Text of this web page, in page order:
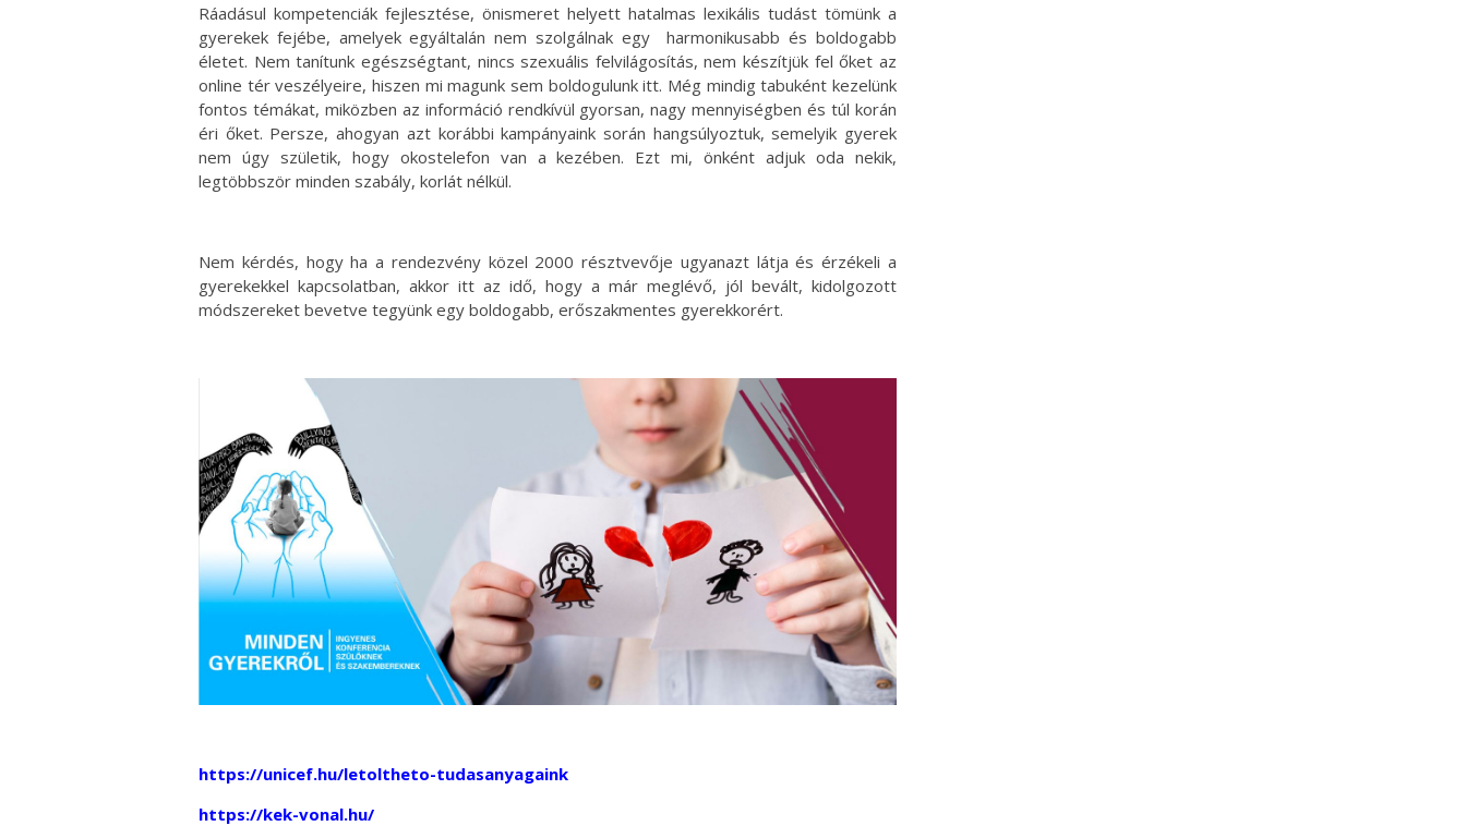
Ráadásul kompetenciák fejlesztése, önismeret helyett hatalmas lexikális tudást tömünk a
gyerekek fejébe, amelyek egyáltalán nem szolgálnak egy harmonikusabb és boldogabb
életet. Nem tanítunk egészségtant, nincs szexuális felvilágosítás, nem készítjük fel őket az
online tér veszélyeire, hiszen mi magunk sem boldogulunk itt. Még mindig tabuként kezelünk
fontos témákat, miközben az információ rendkívül gyorsan, nagy mennyiségben és túl korán
éri őket. Persze, ahogyan azt korábbi kampányaink során hangsúlyoztuk, semelyik gyerek
nem úgy születik, hogy okostelefon van a kezében. Ezt mi, önként adjuk oda nekik,
legtöbbször minden szabály, korlát nélkül.
Nem kérdés, hogy ha a rendezvény közel 2000 résztvevője ugyanazt látja és érzékeli a
gyerekekkel kapcsolatban, akkor itt az idő, hogy a már meglévő, jól bevált, kidolgozott
módszereket bevetve tegyünk egy boldogabb, erőszakmentes gyerekkorért.
https://unicef.hu/letoltheto-tudasanyagaink
https://kek-vonal.hu/